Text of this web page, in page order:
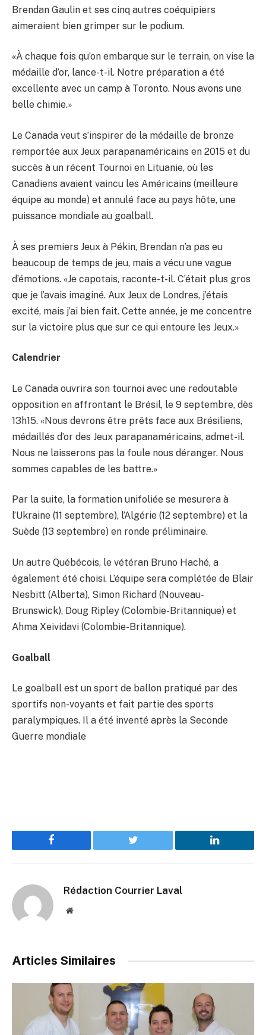
Brendan Gaulin et ses cinq autres coéquipiers
aimeraient bien grimper sur le podium.
«À chaque fois qu’on embarque sur le terrain, on vise la
médaille d’or, lance-t-il. Notre préparation a été
excellente avec un camp à Toronto. Nous avons une
belle chimie.»
Le Canada veut s’inspirer de la médaille de bronze
remportée aux Jeux parapanaméricains en 2015 et du
succès à un récent Tournoi en Lituanie, où les
Canadiens avaient vaincu les Américains (meilleure
équipe au monde) et annulé face au pays hôte, une
puissance mondiale au goalball.
À ses premiers Jeux à Pékin, Brendan n’a pas eu
beaucoup de temps de jeu, mais a vécu une vague
d’émotions. «Je capotais, raconte-t-il. C’était plus gros
que je l’avais imaginé. Aux Jeux de Londres, j’étais
excité, mais j’ai bien fait. Cette année, je me concentre
sur la victoire plus que sur ce qui entoure les Jeux.»
Calendrier
Le Canada ouvrira son tournoi avec une redoutable
opposition en affrontant le Brésil, le 9 septembre, dès
13h15. «Nous devrons être prêts face aux Brésiliens,
médaillés d’or des Jeux parapanaméricains, admet-il.
Nous ne laisserons pas la foule nous déranger. Nous
sommes capables de les battre.»
Par la suite, la formation unifoliée se mesurera à
l’Ukraine (11 septembre), l’Algérie (12 septembre) et la
Suède (13 septembre) en ronde préliminaire.
Un autre Québécois, le vétéran Bruno Haché, a
également été choisi. L’équipe sera complétée de Blair
Nesbitt (Alberta), Simon Richard (Nouveau-
Brunswick), Doug Ripley (Colombie-Britannique) et
Ahma Xeividavi (Colombie-Britannique).
Goalball
Le goalball est un sport de ballon pratiqué par des
sportifs non-voyants et fait partie des sports
paralympiques. Il a été inventé après la Seconde
Guerre mondiale
Facebook Twitter LinkedIn
Rédaction Courrier Laval
Website
Articles Similaires